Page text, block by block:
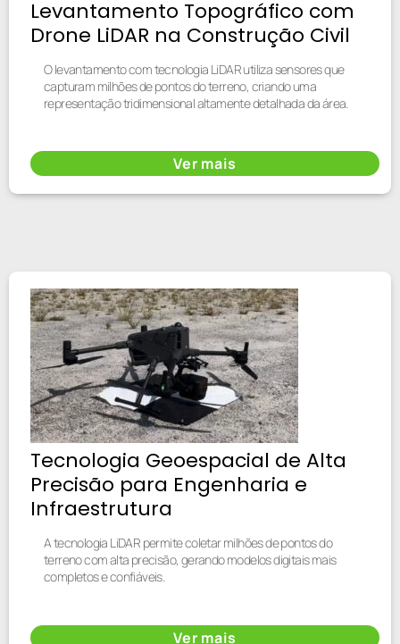
Levantamento Topográfico com
Drone LiDAR na Construção Civil
O levantamento com tecnologia LiDAR utiliza sensores que
capturam milhões de pontos do terreno, criando uma
representação tridimensional altamente detalhada da área.
Ver mais
Tecnologia Geoespacial de Alta
Precisão para Engenharia e
Infraestrutura
A tecnologia LiDAR permite coletar milhões de pontos do
terreno com alta precisão, gerando modelos digitais mais
completos e confiáveis.
Ver mais